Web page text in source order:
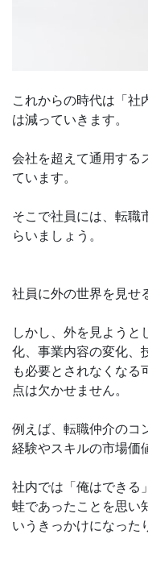
これからの時代は「社
は減っていきます。
会社を超えて通用する
ています。
そこで社員には、転職
らいましょう。
社員に外の世界を見せ
しかし、外を見ようと
化、事業内容の変化、
も必要とされなくなる
点は欠かせません。
例えば、転職仲介のコ
経験やスキルの市場価
社内では「俺はできる
蛙であったことを思い
いうきっかけになった